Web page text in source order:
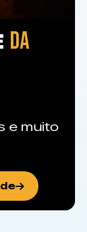
DA
e muito